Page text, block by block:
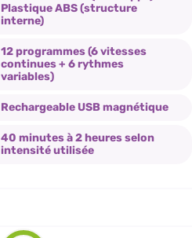
Plastique ABS (structure
interne)
12 programmes (6 vitesses
continues + 6 rythmes
variables)
Rechargeable USB magnétique
40 minutes à 2 heures selon
intensité utilisée